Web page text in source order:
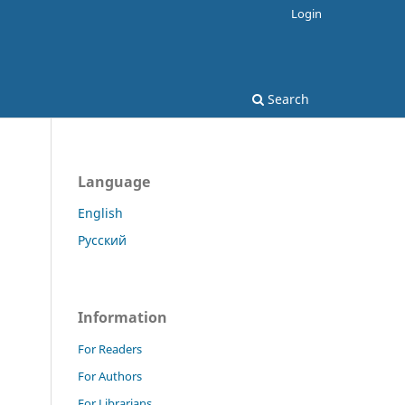
Search
Login
Language
English
Русский
Information
For Readers
For Authors